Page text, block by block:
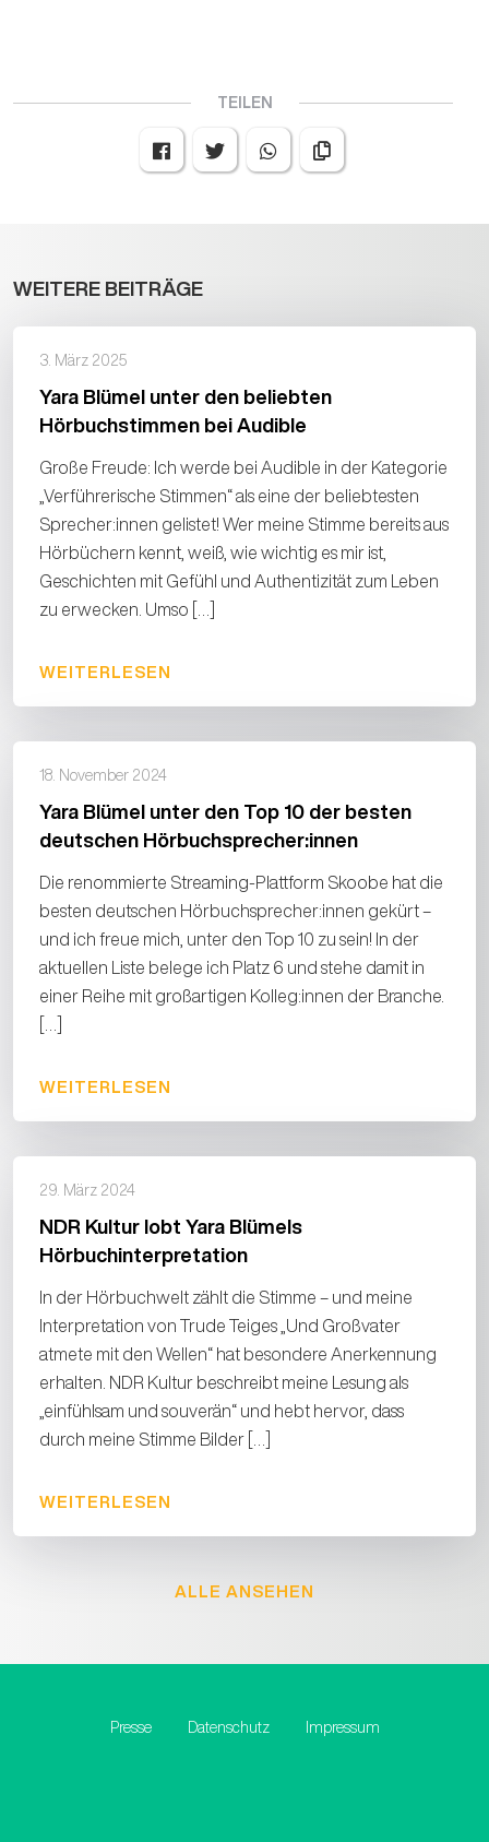
TEILEN
WEITERE BEITRÄGE
3. März 2025
Yara Blümel unter den beliebten
Hörbuchstimmen bei Audible
Große Freude: Ich werde bei Audible in der Kategorie
„Verführerische Stimmen“ als eine der beliebtesten
Sprecher:innen gelistet! Wer meine Stimme bereits aus
Hörbüchern kennt, weiß, wie wichtig es mir ist,
Geschichten mit Gefühl und Authentizität zum Leben
zu erwecken. Umso […]
WEITERLESEN
18. November 2024
Yara Blümel unter den Top 10 der besten
deutschen Hörbuchsprecher:innen
Die renommierte Streaming-Plattform Skoobe hat die
besten deutschen Hörbuchsprecher:innen gekürt –
und ich freue mich, unter den Top 10 zu sein! In der
aktuellen Liste belege ich Platz 6 und stehe damit in
einer Reihe mit großartigen Kolleg:innen der Branche.
[…]
WEITERLESEN
29. März 2024
NDR Kultur lobt Yara Blümels
Hörbuchinterpretation
In der Hörbuchwelt zählt die Stimme – und meine
Interpretation von Trude Teiges „Und Großvater
atmete mit den Wellen“ hat besondere Anerkennung
erhalten. NDR Kultur beschreibt meine Lesung als
„einfühlsam und souverän“ und hebt hervor, dass
durch meine Stimme Bilder […]
WEITERLESEN
ALLE ANSEHEN
Presse Datenschutz Impressum